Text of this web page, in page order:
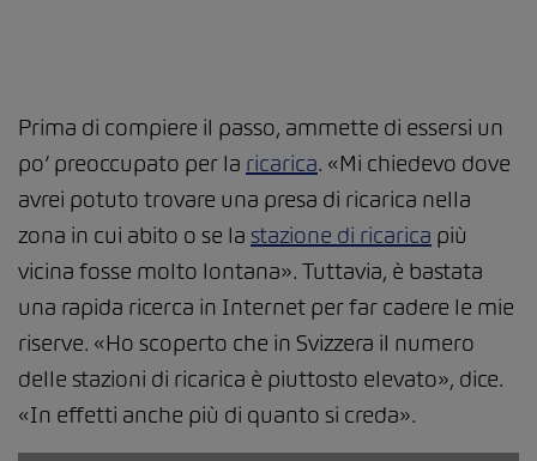
Prima di compiere il passo, ammette di essersi un
po’ preoccupato per la ricarica. «Mi chiedevo dove
avrei potuto trovare una presa di ricarica nella
zona in cui abito o se la stazione di ricarica più
vicina fosse molto lontana». Tuttavia, è bastata
una rapida ricerca in Internet per far cadere le mie
riserve. «Ho scoperto che in Svizzera il numero
delle stazioni di ricarica è piuttosto elevato», dice.
«In effetti anche più di quanto si creda».